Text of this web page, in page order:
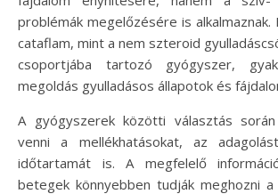
problémák megelőzésére is alkalmaznak.
cataflam, mint a nem szteroid
csoportjába tartozó gyógyszer,
megoldás gyulladásos állapotok és
A gyógyszerek közötti választás
venni a mellékhatásokat, az
időtartamát is. A megfelelő
betegek könnyebben tudják meghozni